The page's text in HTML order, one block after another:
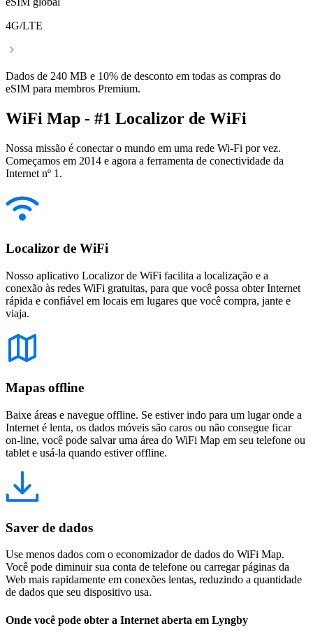
4G/LTE
Dados de 240 MB e 10% de desconto em todas as compras do
eSIM para membros Premium.
WiFi Map - #1 Localizor de WiFi
Nossa missão é conectar o mundo em uma rede Wi-Fi por vez.
Começamos em 2014 e agora a ferramenta de conectividade da
Internet nº 1.
Localizor de WiFi
Nosso aplicativo Localizor de WiFi facilita a localização e a
conexão às redes WiFi gratuitas, para que você possa obter Internet
rápida e confiável em locais em lugares que você compra, jante e
viaja.
Mapas offline
Baixe áreas e navegue offline. Se estiver indo para um lugar onde a
Internet é lenta, os dados móveis são caros ou não consegue ficar
on-line, você pode salvar uma área do WiFi Map em seu telefone ou
tablet e usá-la quando estiver offline.
Saver de dados
Use menos dados com o economizador de dados do WiFi Map.
Você pode diminuir sua conta de telefone ou carregar páginas da
Web mais rapidamente em conexões lentas, reduzindo a quantidade
de dados que seu dispositivo usa.
Onde você pode obter a Internet aberta em Lyngby